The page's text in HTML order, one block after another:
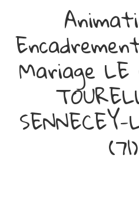
Mariage LE
SENNECEY-
(71)